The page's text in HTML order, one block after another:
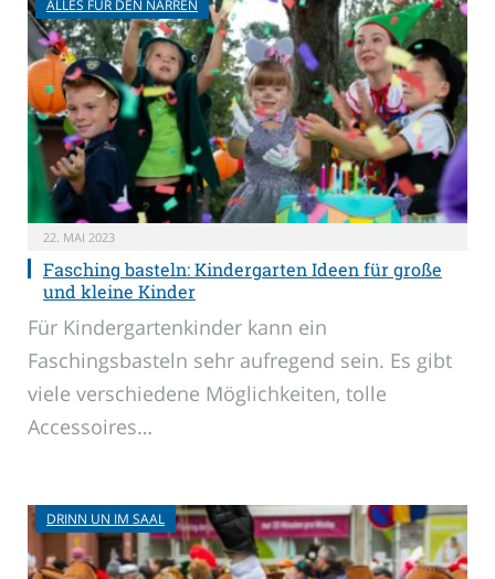
ALLES FÜR DEN NARREN
22. MAI 2023
Fasching basteln: Kindergarten Ideen für große
und kleine Kinder
Für Kindergartenkinder kann ein
Faschingsbasteln sehr aufregend sein. Es gibt
viele verschiedene Möglichkeiten, tolle
Accessoires…
DRINN UN IM SAAL